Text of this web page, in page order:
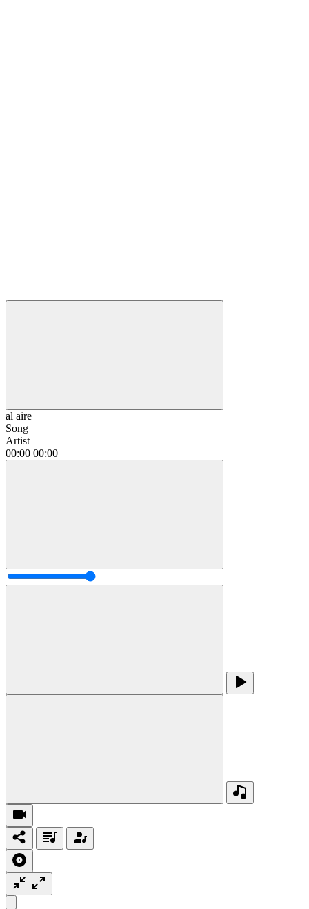
al aire
Song
Artist
00:00 00:00